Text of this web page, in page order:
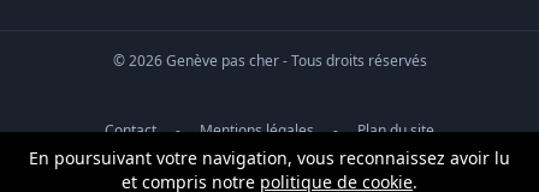
© 2026 Genève pas cher - Tous droits réservés
Contact Mentions légales
Plan du site
Conditions générales de vente
Info
En poursuivant votre navigation, vous reconnaissez avoir lu
et compris notre politique de cookie.